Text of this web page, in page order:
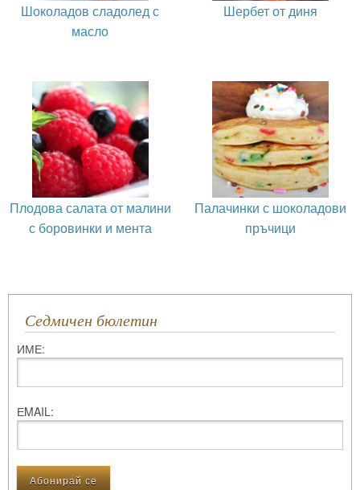
Шоколадов сладолед с
масло
Шербет от диня
Плодова салата от малини
с боровинки и мента
Палачинки с шоколадови
пръчици
Седмичен бюлетин
ИМЕ:
ЕMAIL: